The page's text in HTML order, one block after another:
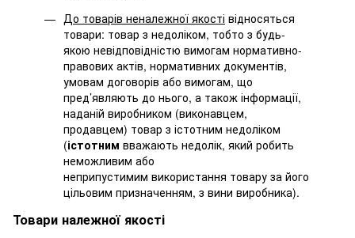
До товарів неналежної якості відносяться
товари: товар з недоліком, тобто з будь-
якою невідповідністю вимогам нормативно-
правових актів, нормативних документів,
умовам договорів або вимогам, що
пред’являють до нього, а також інформації,
наданій виробником (виконавцем,
продавцем) товар з істотним недоліком
(істотним вважають недолік, який робить
неможливим або
неприпустимим використання товару за його
цільовим призначенням, з вини виробника).
Товари належної якості